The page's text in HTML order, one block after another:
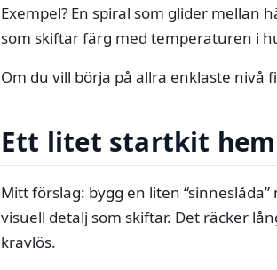
Exempel? En spiral som glider
som skiftar färg med temperaturen i
Om du vill börja på allra enklaste
Ett litet startkit
Mitt förslag: bygg en liten
visuell detalj som skiftar. Det räcker
kravlös.